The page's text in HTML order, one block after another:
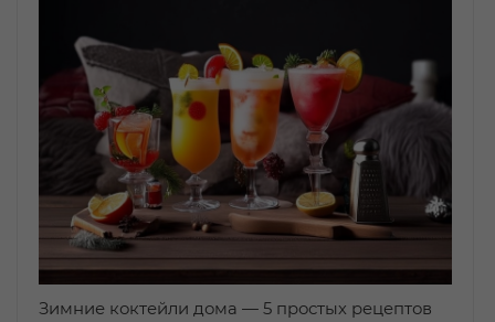
Зимние коктейли дома — 5 простых рецептов